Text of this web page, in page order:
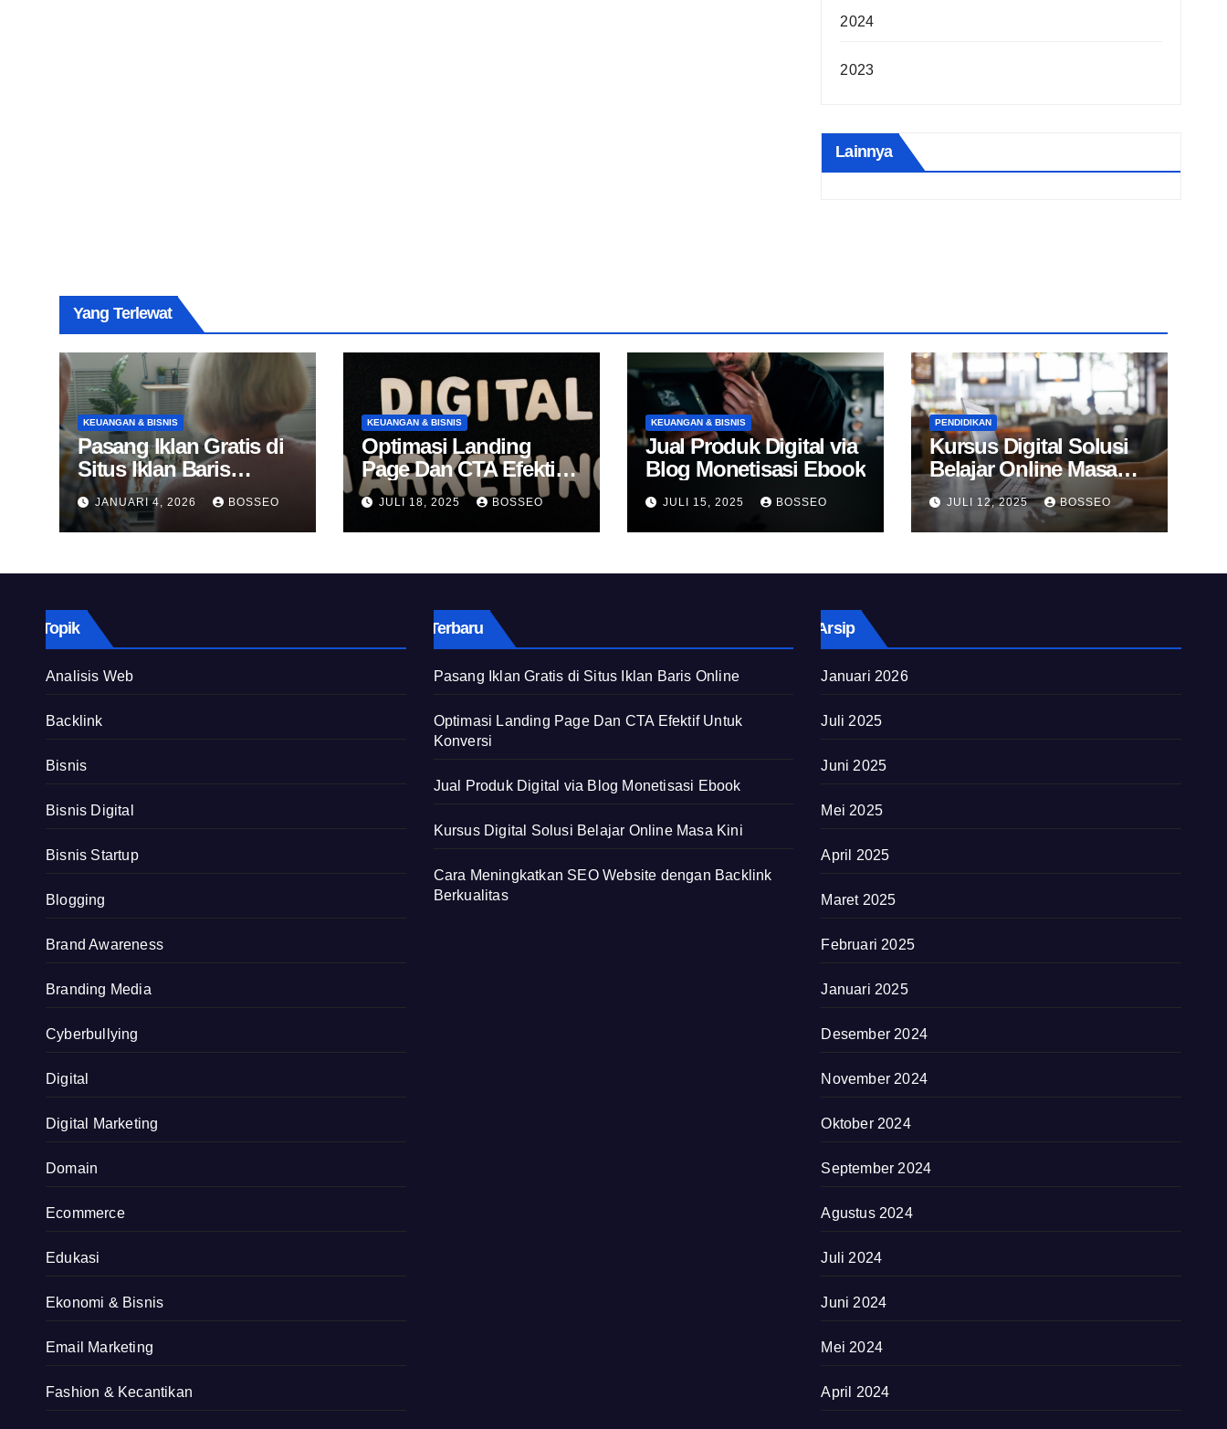
2024
2023
Lainnya
Yang Terlewat
KEUANGAN & BISNIS
Pasang Iklan Gratis di
Situs Iklan Baris
Online
JANUARI 4, 2026 BOSSEO
KEUANGAN & BISNIS
Optimasi Landing
Page Dan CTA Efektif
Untuk Konversi
JULI 18, 2025 BOSSEO
KEUANGAN & BISNIS
Jual Produk Digital via
Blog Monetisasi Ebook
JULI 15, 2025 BOSSEO
PENDIDIKAN
Kursus Digital Solusi
Belajar Online Masa
KiniJULI 12, 2025 BOSSEO
Topik
Analisis Web
Backlink
Bisnis
Bisnis Digital
Bisnis Startup
Blogging
Brand Awareness
Branding Media
Cyberbullying
Digital
Digital Marketing
Domain
Ecommerce
Edukasi
Ekonomi & Bisnis
Email Marketing
Fashion & Kecantikan
Terbaru
Pasang Iklan Gratis di Situs Iklan Baris Online
Optimasi Landing Page Dan CTA Efektif Untuk
Konversi
Jual Produk Digital via Blog Monetisasi Ebook
Kursus Digital Solusi Belajar Online Masa Kini
Cara Meningkatkan SEO Website dengan Backlink
Berkualitas
Arsip
Januari 2026
Juli 2025
Juni 2025
Mei 2025
April 2025
Maret 2025
Februari 2025
Januari 2025
Desember 2024
November 2024
Oktober 2024
September 2024
Agustus 2024
Juli 2024
Juni 2024
Mei 2024
April 2024